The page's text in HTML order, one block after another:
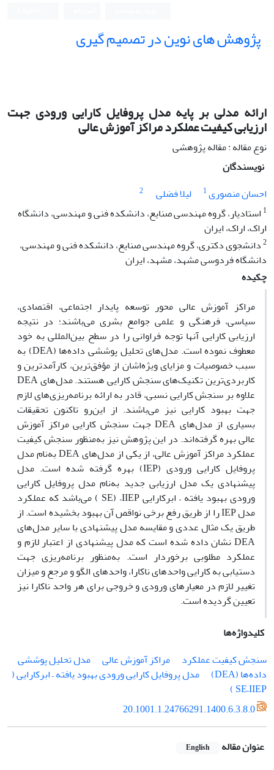
پژوهش های نوین در تصمیم گیری
ارائه مدلی بر پایه مدل پروفایل کارایی ورودی جهت
ارزیابی کیفیت عملکرد مراکز آموزش عالی
نوع مقاله : مقاله پژوهشی
نویسندگان
احسان منصوری1 لیلا فضلی
2
1 استادیار، گروه مهندسی صنایع، دانشکده فنی و مهندسی، دانشگاه
اراک، اراک، ایران
2دانشجوی دکتری، گروه مهندسی صنایع، دانشکده فنی و مهندسی،
دانشگاه فردوسی مشهد، مشهد، ایران
چکیده
مراکز آموزش عالی محور توسعه پایدار اجتماعی، اقتصادی،
سیاسی، فرهنگی و علمی جوامع بشری می‌باشند؛ در نتیجه
ارزیابی کارایی آنها توجه فراوانى را در سطح بین‌المللى به خود
معطوف نموده است. مدل‌های تحلیل پوششی داده‌ها (DEA) به
سبب خصوصیات و مزایای ویژه‌اشان از مؤفق‌ترین، کارآمدترین و
کاربردی‌ترین تکنیک‌های سنجش کارایی هستند. مدل‌های DEA
علاوه بر سنجش کارایی نسبی، قادر به ارائه برنامه‌ریزی‌های لازم
جهت بهبود کارایی نیز می‌باشند. از این‌رو تاکنون تحقیقات
بسیاری از مدل‌های DEA جهت سنجش کارایی مراکز آموزش
عالی بهره گرفته‌اند. در این پژوهش نیز به‌منظور سنجش کیفیت
عملکرد مراکز آموزش عالی، از یکی از مدل‌های DEA به‌نام مدل
پروفایل کارایی ورودی (IEP) بهره گرفته شده است. مدل
پیشنهادی یک مدل ارزیابی جدید به‌نام مدل پروفایل کارایی
ورودی بهبود یافته – ابرکارایی SE) –IIEP ) می‌باشد که عملکرد
مدل IEP را از طریق رفع برخی نواقص آن بهبود بخشیده است. از
طریق یک مثال‌ عددی و مقایسه مدل پیشنهادی با سایر مدل‌های
DEA نشان داده شده است که مدل پیشنهادی از اعتبار لازم و
عملکرد مطلوبی برخوردار است.‌ به‌منظور برنامه‌ریزی جهت
دستیابی به کارایی واحدهای ناکارا، واحدهای الگو و مرجع و میزان
تغییر لازم در معیارهای ورودی و خروجی برای هر واحد ناکارا نیز
تعیین گردیده است.
کلیدواژه‌ها
سنجش کیفیت عملکرد
مراکز آموزش عالی
مدل تحلیل پوششی
داده‌ها (DEA)
مدل پروفایل کارایی ورودی بهبود یافته – ابرکارایی (
SE–IIEP )
20.1001.1.24766291.1400.6.3.8.0
عنوان مقاله English